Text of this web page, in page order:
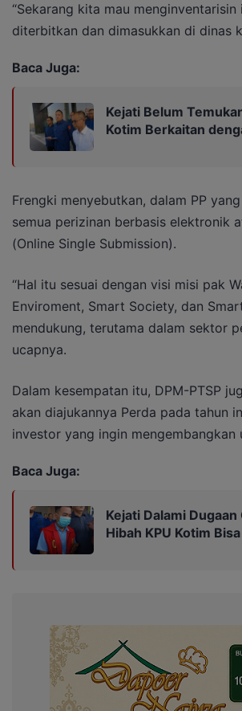
“Sekarang kita mau
diterbitkan dan dimasukkan di dinas
Baca Juga:
Kejati Belum
Kotim Berkaitan
Frengki menyebutkan, dalam PP
semua perizinan berbasis elektronik
(Online Single Submission).
“Hal itu sesuai dengan visi misi pak
Enviroment, Smart Society, dan
mendukung, terutama dalam sektor
ucapnya.
Dalam kesempatan itu, DPM-PTSP
akan diajukannya Perda pada tahun
investor yang ingin mengembangkan
Baca Juga:
Kejati Dalami
Hibah KPU Kotim